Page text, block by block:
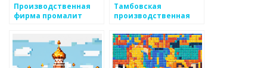
Производственная
фирма промалит
Тамбовская
производственная